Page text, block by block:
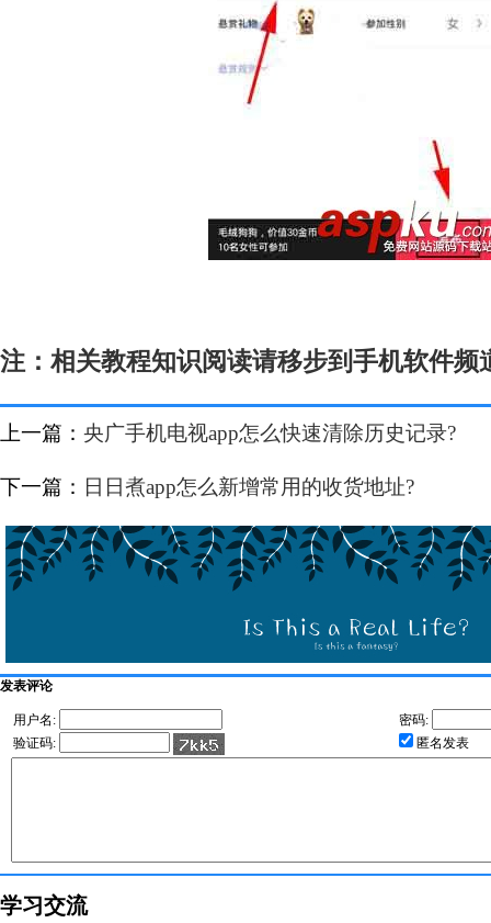
注：相关教程知识阅读请移步到手机软件频
上一篇： 央广手机电视app怎么快速清除历史记录?
下一篇： 日日煮app怎么新增常用的收货地址?
发表评论
用户名:
密码:
验证码:
匿名发表
学习交流